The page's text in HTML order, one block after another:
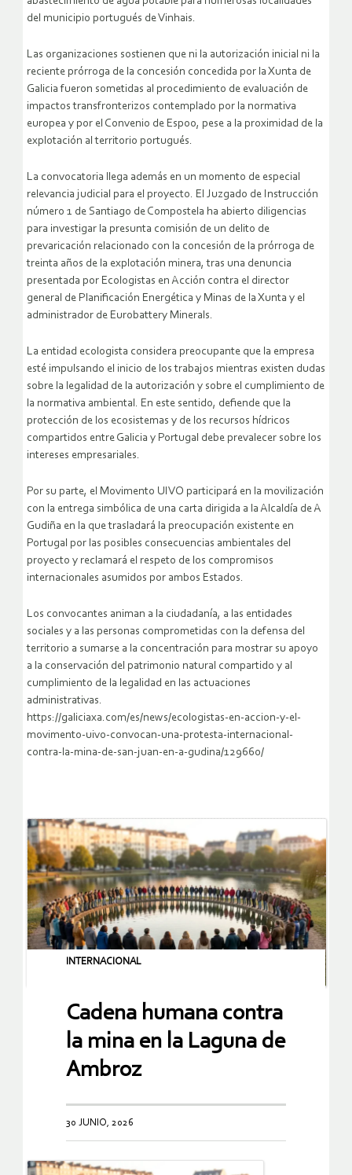
del municipio portugués de Vinhais.
Las organizaciones sostienen que ni la autorización inicial ni la
reciente prórroga de la concesión concedida por la Xunta de
Galicia fueron sometidas al procedimiento de evaluación de
impactos transfronterizos contemplado por la normativa
europea y por el Convenio de Espoo, pese a la proximidad de la
explotación al territorio portugués.
La convocatoria llega además en un momento de especial
relevancia judicial para el proyecto. El Juzgado de Instrucción
número 1 de Santiago de Compostela ha abierto diligencias
para investigar la presunta comisión de un delito de
prevaricación relacionado con la concesión de la prórroga de
treinta años de la explotación minera, tras una denuncia
presentada por Ecologistas en Acción contra el director
general de Planificación Energética y Minas de la Xunta y el
administrador de Eurobattery Minerals.
La entidad ecologista considera preocupante que la empresa
esté impulsando el inicio de los trabajos mientras existen dudas
sobre la legalidad de la autorización y sobre el cumplimiento de
la normativa ambiental. En este sentido, defiende que la
protección de los ecosistemas y de los recursos hídricos
compartidos entre Galicia y Portugal debe prevalecer sobre los
intereses empresariales.
Por su parte, el Movimento UIVO participará en la movilización
con la entrega simbólica de una carta dirigida a la Alcaldía de A
Gudiña en la que trasladará la preocupación existente en
Portugal por las posibles consecuencias ambientales del
proyecto y reclamará el respeto de los compromisos
internacionales asumidos por ambos Estados.
Los convocantes animan a la ciudadanía, a las entidades
sociales y a las personas comprometidas con la defensa del
territorio a sumarse a la concentración para mostrar su apoyo
a la conservación del patrimonio natural compartido y al
cumplimiento de la legalidad en las actuaciones
administrativas.
https://galiciaxa.com/es/news/ecologistas-en-accion-y-el-
movimento-uivo-convocan-una-protesta-internacional-
contra-la-mina-de-san-juan-en-a-gudina/129660/
INTERNACIONAL
Cadena humana contra
la mina en la Laguna de
Ambroz
30 JUNIO, 2026